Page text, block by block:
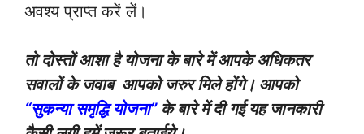
अवश्य प्राप्त करें लें।
तो दोस्तों आशा है योजना के बारे में आपके अधिकतर
सवालों के जवाब आपको जरुर मिले होंगे। आपको
“सुकन्या समृद्धि योजना”के बारे में दी गई यह जानकारी